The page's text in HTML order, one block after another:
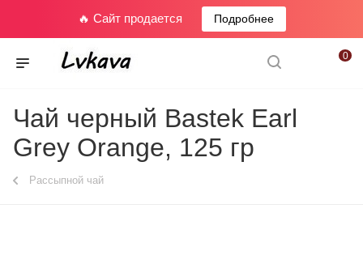
🔥 Сайт продается Подробнее
0
Чай черный Bastek Earl
Grey Orange, 125 гр
Рассыпной чай